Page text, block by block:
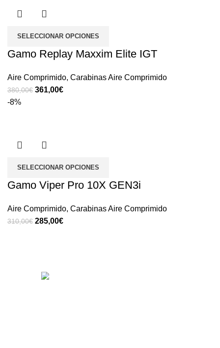
SELECCIONAR OPCIONES
Gamo Replay Maxxim Elite IGT
Aire Comprimido, Carabinas Aire Comprimido
380,00€ 361,00€
-8%
SELECCIONAR OPCIONES
Gamo Viper Pro 10X GEN3i
Aire Comprimido, Carabinas Aire Comprimido
310,00€ 285,00€